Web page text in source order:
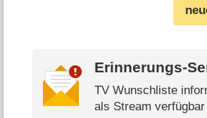
Erinnerungs-
TV Wunschliste
als Stream